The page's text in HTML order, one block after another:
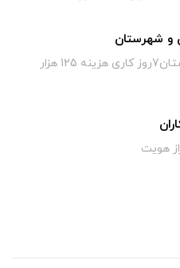
و شهرستان
تهران 72ساعت ؛ شهرستان7روز کاری هزینه 125 هزار
هویت